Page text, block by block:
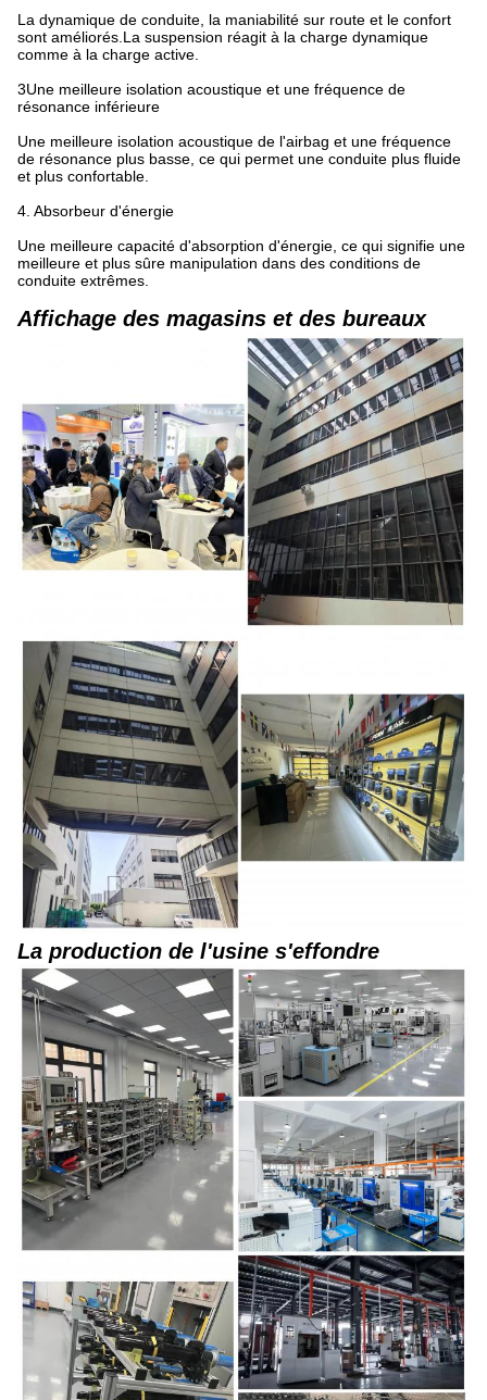
La dynamique de conduite, la maniabilité sur route et le confort
sont améliorés.La suspension réagit à la charge dynamique
comme à la charge active.
3Une meilleure isolation acoustique et une fréquence de
résonance inférieure
Une meilleure isolation acoustique de l'airbag et une fréquence
de résonance plus basse, ce qui permet une conduite plus fluide
et plus confortable.
4. Absorbeur d'énergie
Une meilleure capacité d'absorption d'énergie, ce qui signifie une
meilleure et plus sûre manipulation dans des conditions de
conduite extrêmes.
Affichage des magasins et des bureaux
La production de l'usine s'effondre